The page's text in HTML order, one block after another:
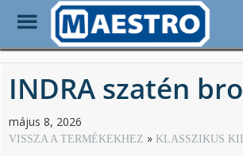
Skip
main
Toggle
Menu
INDRA szatén
május 8, 2026
VISSZA A TERMÉKEKHEZ KLASSZIKUS